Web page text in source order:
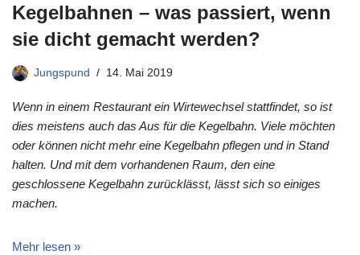
Kegelbahnen – was passiert, wenn
sie dicht gemacht werden?
Jungspund 14. Mai 2019
Wenn in einem Restaurant ein Wirtewechsel stattfindet, so ist
dies meistens auch das Aus für die Kegelbahn. Viele möchten
oder können nicht mehr eine Kegelbahn pflegen und in Stand
halten. Und mit dem vorhandenen Raum, den eine
geschlossene Kegelbahn zurücklässt, lässt sich so einiges
machen.
Mehr lesen »